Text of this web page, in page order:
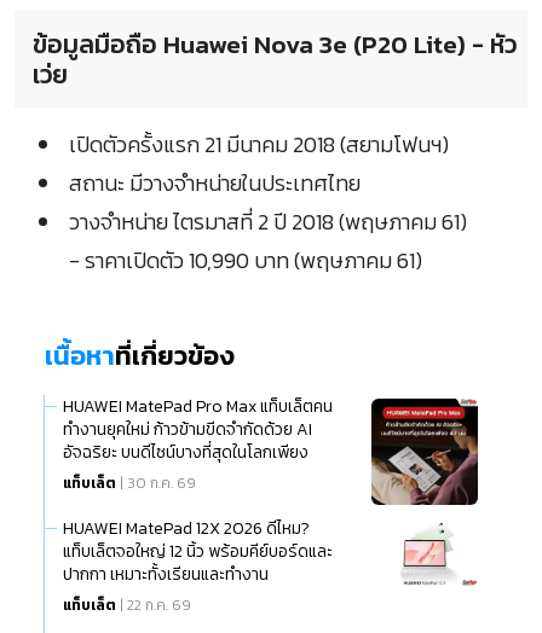
ข้อมูลมือถือ Huawei Nova 3e (P20 Lite) - หัว
เว่ย
เปิดตัวครั้งแรก 21 มีนาคม 2018 (สยามโฟนฯ)
สถานะ มีวางจำหน่ายในประเทศไทย
วางจำหน่าย ไตรมาสที่ 2 ปี 2018 (พฤษภาคม 61)
- ราคาเปิดตัว 10,990 บาท (พฤษภาคม 61)
เนื้อหาที่เกี่ยวข้อง
HUAWEI MatePad Pro Max แท็บเล็ตคน
ทำงานยุคใหม่ ก้าวข้ามขีดจำกัดด้วย AI
อัจฉริยะ บนดีไซน์บางที่สุดในโลกเพียง
แท็บเล็ต | 30 ก.ค. 69
HUAWEI MatePad 12X 2026 ดีไหม?
แท็บเล็ตจอใหญ่ 12 นิ้ว พร้อมคีย์บอร์ดและ
ปากกา เหมาะทั้งเรียนและทำงาน
แท็บเล็ต | 22 ก.ค. 69